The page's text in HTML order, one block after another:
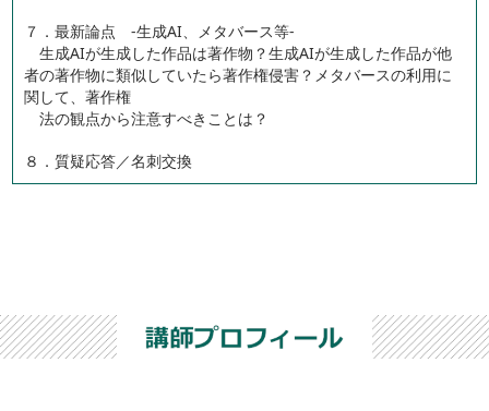
７．最新論点 -生成AI、メタバース等-
生成AIが生成した作品は著作物？生成AIが生成した作品が他
者の著作物に類似していたら著作権侵害？メタバースの利用に
関して、著作権
法の観点から注意すべきことは？
８．質疑応答／名刺交換